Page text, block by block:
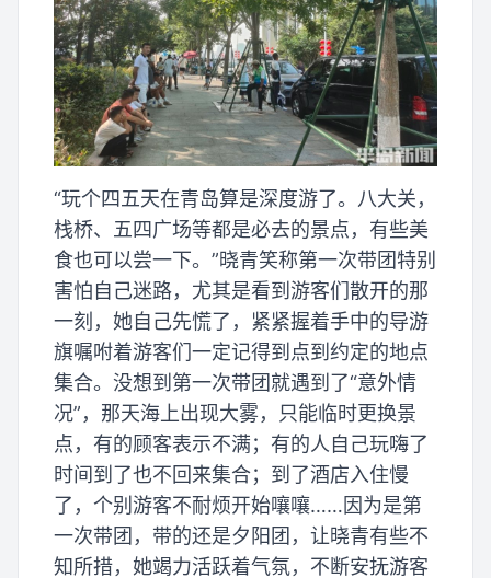
“玩个四五天在青岛算是深度游了。八大关，
栈桥、五四广场等都是必去的景点，有些美
食也可以尝一下。”晓青笑称第一次带团特别
害怕自己迷路，尤其是看到游客们散开的那
一刻，她自己先慌了，紧紧握着手中的导游
旗嘱咐着游客们一定记得到点到约定的地点
集合。没想到第一次带团就遇到了“意外情
况”，那天海上出现大雾，只能临时更换景
点，有的顾客表示不满；有的人自己玩嗨了
时间到了也不回来集合；到了酒店入住慢
了，个别游客不耐烦开始嚷嚷……因为是第
一次带团，带的还是夕阳团，让晓青有些不
知所措，她竭力活跃着气氛，不断安抚游客